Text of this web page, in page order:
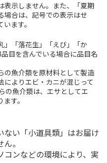
表示しません。また、「夏期
場合は、記号での表示はせ
ます。
」「落花生」「えび」「か
目を含んでいる場合に品目名
魚介類を原材料として製造
によりエビ・カニが混じって
の魚介類は、エサとしてエ
す。
ない「小道具類」はお届け
。
ンなどの環境により、実